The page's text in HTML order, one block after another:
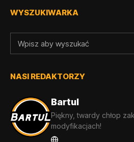
WYSZUKIWARKA
NASI REDAKTORZY
Bartul
Piękny, twardy chłop
modyfikacjach!